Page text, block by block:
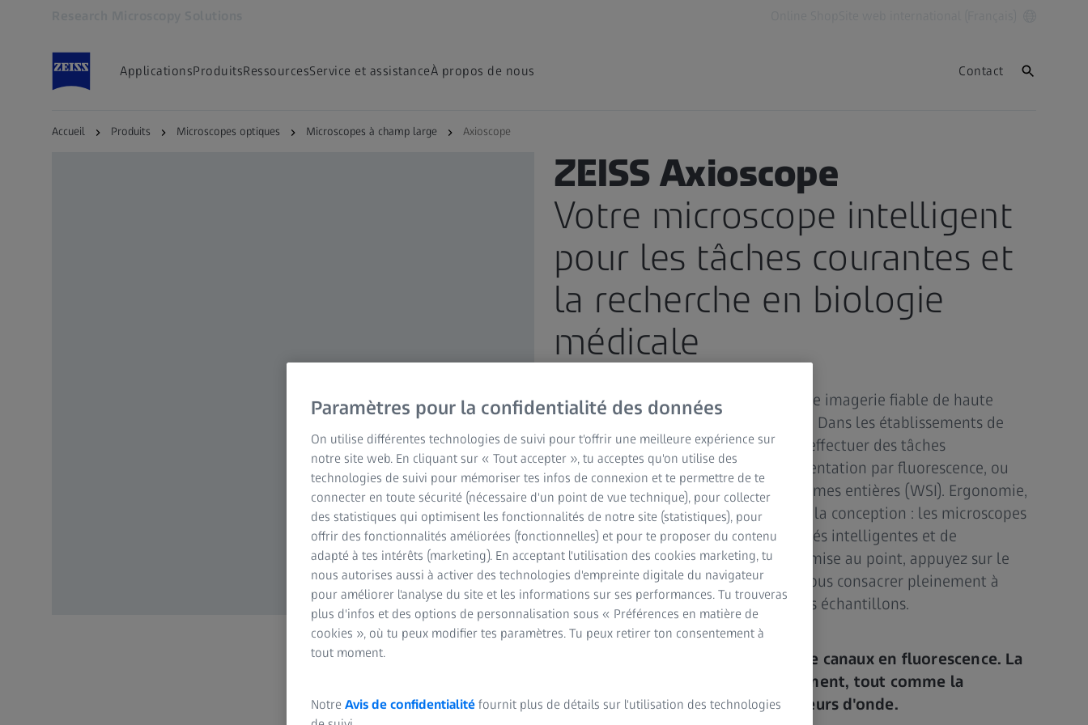
ApplicationsProduitsRessourcesService et assistanceÀ propos de nous Contact
Accueil Produits Microscopes optiques Microscopes à champ large Axioscope
ZEISS Axioscope
Votre microscope intelligent
pour les tâches courantes et
la recherche en biologie
médicale
La gamme ZEISS Axioscope fournit une imagerie fiable de haute
qualité aux laboratoires biomédicaux. Dans les établissements de
recherche et cliniques, elle permet d'effectuer des tâches
histologiques de routine et la documentation par fluorescence, ou
encore des processus d'imagerie de lames entières (WSI). Ergonomie,
solidité et intégration numérique dès la conception : les microscopes
Axioscope sont dotés de fonctionnalités intelligentes et de
commandes ergonomiques. Faites la mise au point, appuyez sur le
déclencheur, terminé ! Vous pouvez vous consacrer pleinement à
l'analyse et à la documentation de vos échantillons.
En un seul clic, capturez quatre canaux en fluorescence. La
caméra se règle automatiquement, tout comme la
commutation entre les longueurs d'onde.
Paramètres pour la confidentialité des données
On utilise différentes technologies de suivi pour t'offrir une meilleure expérience sur
notre site web. En cliquant sur « Tout accepter », tu acceptes qu'on utilise des
technologies de suivi pour mémoriser tes infos de connexion et te permettre de te
connecter en toute sécurité (nécessaire d'un point de vue technique), pour collecter
des statistiques qui optimisent les fonctionnalités de notre site (statistiques), pour
offrir des fonctionnalités améliorées (fonctionnelles) et pour te proposer du contenu
adapté à tes intérêts (marketing). En acceptant l'utilisation des cookies marketing, tu
nous autorises aussi à activer des technologies d'empreinte digitale du navigateur
pour améliorer l'analyse du site et les informations sur ses performances. Tu trouveras
plus d'infos et des options de personnalisation sous « Préférences en matière de
cookies », où tu peux modifier tes paramètres. Tu peux retirer ton consentement à
tout moment.
Notre Avis de confidentialité fournit plus de détails sur l'utilisation des technologies